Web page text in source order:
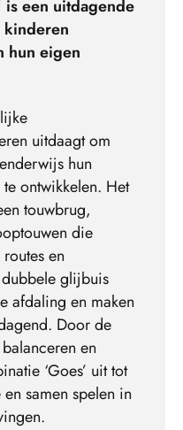
is een uitdagende
kinderen
hun eigen
uitdaagt om
hun
ontwikkelen. Het
touwbrug,
die
en
glijbuis
afdaling en maken
Door de
en
‘Goes’ uit tot
samen spelen in